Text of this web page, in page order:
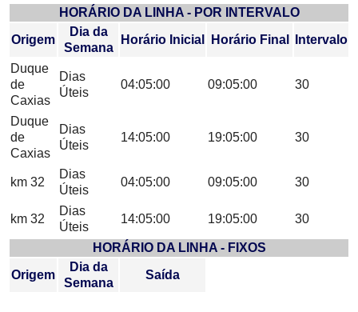
HORÁRIO DA LINHA - POR INTERVALO
Origem
Dia da
Semana
Horário Inicial Horário Final Intervalo
Duque
de
Caxias
Dias
Úteis
04:05:00 09:05:00 30
Duque
de
Caxias
Dias
Úteis
14:05:00 19:05:00 30
km 32
Dias
Úteis
04:05:00 09:05:00 30
km 32
Dias
Úteis
14:05:00 19:05:00 30
HORÁRIO DA LINHA - FIXOS
Origem
Dia da
Semana
Saída